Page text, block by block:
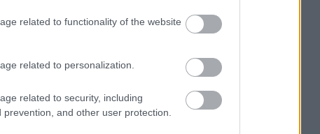
related to functionality of the website
related to personalization.
related to security, including
and other user protection.
bocusedor
bocuse dor
dél amerika
English
északi konyha